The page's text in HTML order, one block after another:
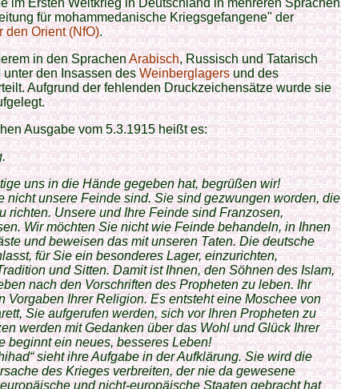
im Ersten Weltkrieg in Deutschland in mehreren Sprachen
für mohammedanische Kriegsgefangene" der
den Orient (NfO).
in den SprachenArabisch, Russisch und Tatarisch
unter den Insassen desWeinberglagersund des
Aufgrund der fehlenden Druckzeichensätze wurde sie
Ausgabe vom 5.3.1915 heißt es:
uns in die Hände gegeben hat, begrüßen wir!
nicht unsere Feinde sind. Sie sind gezwungen worden, die
richten. Unsere und Ihre Feinde sind Franzosen,
Wir möchten Sie nicht wie Feinde behandeln, in Ihnen
und beweisen das mit unseren Taten. Die deutsche
für Sie ein besonderes Lager, einzurichten,
und Sitten. Damit ist Ihnen, den Söhnen des Islam,
nach den Vorschriften des Propheten zu leben. Ihr
Vorgaben Ihrer Religion. Es entsteht eine Moschee von
Sie aufgerufen werden, sich vor Ihren Propheten zu
werden mit Gedanken über das Wohl und Glück Ihrer
beginnt ein neues, besseres Leben!
sieht ihre Aufgabe in der Aufklärung. Sie wird die
des Krieges verbreiten, der nie da gewesene
und nicht-europäische Staaten gebracht hat